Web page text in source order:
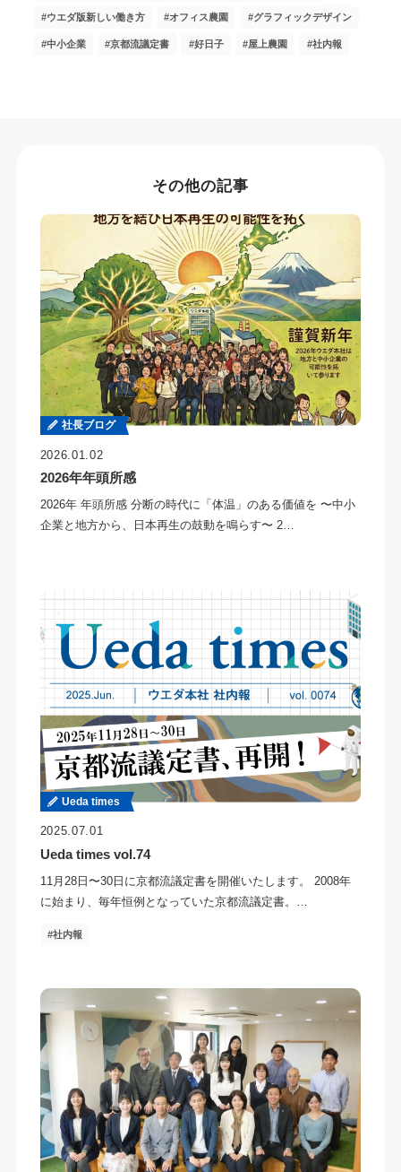
ウエダ版新しい働き方 オフィス農園 グラフィックデザイン
中小企業 京都流議定書 好日子 屋上農園 社内報
その他の記事
社長ブログ
2026.01.02
2026年年頭所感
2026年 年頭所感 分断の時代に「体温」のある価値を 〜中小
企業と地方から、日本再生の鼓動を鳴らす〜 2…
Ueda times
2025.07.01
Ueda times vol.74
11月28日〜30日に京都流議定書を開催いたします。 2008年
に始まり、毎年恒例となっていた京都流議定書。…
社内報